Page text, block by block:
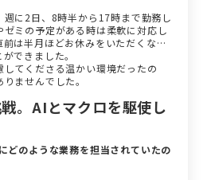
週に2日、8時半から17時まで勤務し
ミの予定がある時は柔軟に対応し
は半月ほどお休みをいただくな
できました。
てくださる温かい環境だったの
ませんでした。
。AIとマクロを駆使し
どのような業務を担当されていたの